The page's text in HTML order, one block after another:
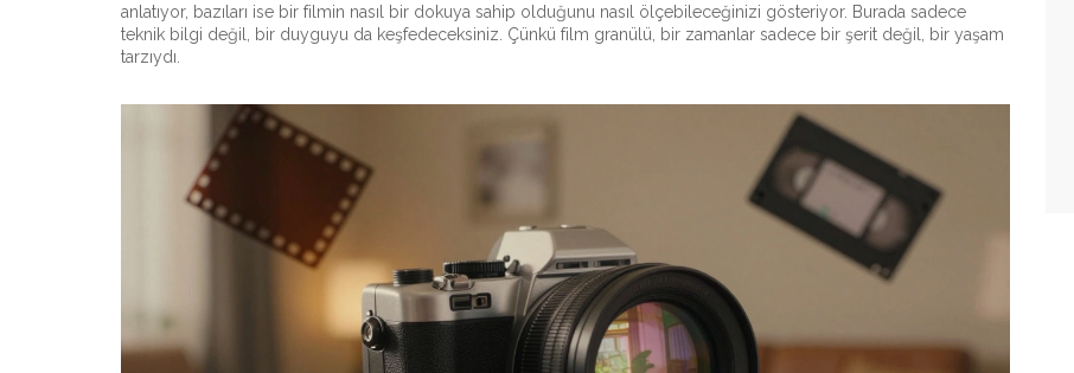
anlatıyor, bazıları ise bir filmin nasıl bir dokuya sahip olduğunu nasıl ölçebileceğinizi gösteriyor. Burada sadece
teknik bilgi değil, bir duyguyu da keşfedeceksiniz. Çünkü film granülü, bir zamanlar sadece bir şerit değil, bir yaşam
tarzıydı.